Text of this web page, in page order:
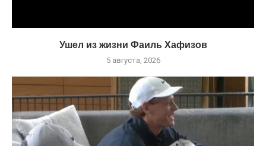
Ушел из жизни Фаиль Хафизов
5 августа, 2026